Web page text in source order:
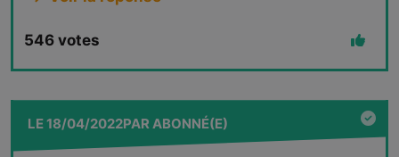
546 votes
LE18/04/2022PARABONNÉ(E)